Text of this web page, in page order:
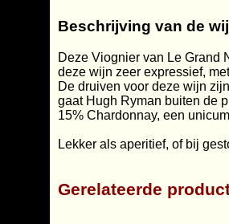
Beschrijving van de
Deze Viognier van Le Grand
deze wijn zeer expressief,
De druiven voor deze wijn
gaat Hugh Ryman buiten de
15% Chardonnay, een
Lekker als aperitief, of bij
Gerelateerde